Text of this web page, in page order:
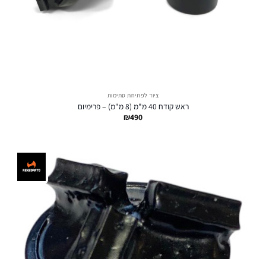
ציוד לפתיחת סתימות
ראש קודח 40 מ"מ (8 מ"מ) – פרימיום
₪490